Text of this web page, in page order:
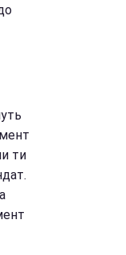
ти